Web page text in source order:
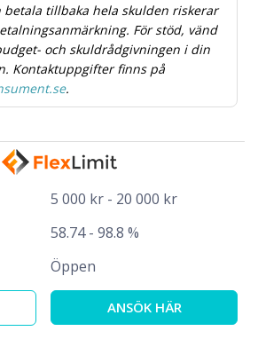
betala tillbaka hela skulden riskerar
För stöd, vänd
och skuldrådgivningen i din
Kontaktuppgifter finns på
.
5 000 kr - 20 000 kr
58.74 - 98.8 %
Öppen
ANSÖK HÄR